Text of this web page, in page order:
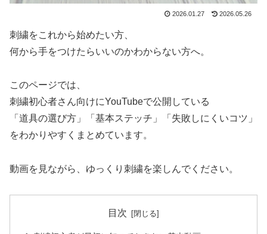
2026.01.27 2026.05.26
刺繍をこれから始めたい方、
何から手をつけたらいいのかわからない方へ。
このページでは、
刺繍初心者さん向けにYouTubeで公開している
「道具の選び方」「基本ステッチ」「失敗しにくいコツ」
をわかりやすくまとめています。
動画を見ながら、ゆっくり刺繍を楽しんでください。
目次